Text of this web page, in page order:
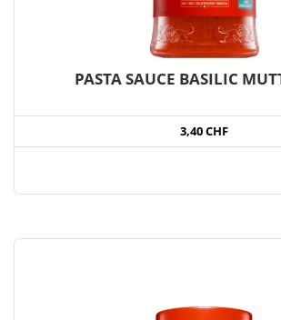
PASTA SAUCE BASILIC
3,40 CHF